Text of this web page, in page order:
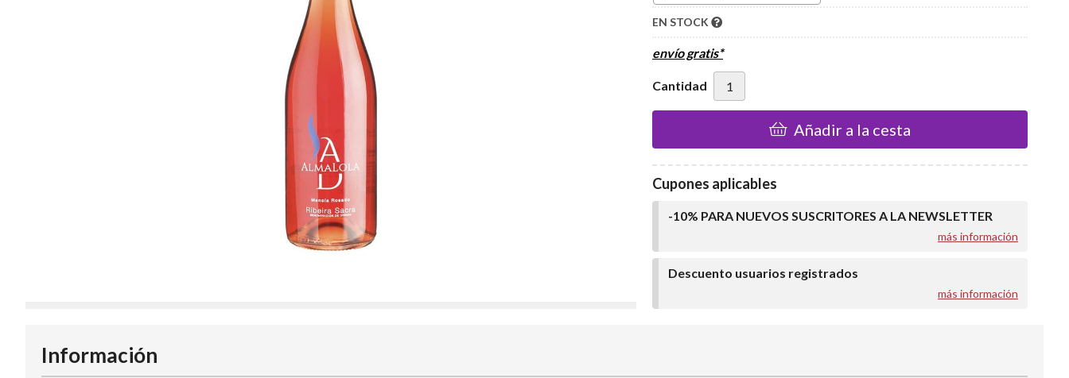
EN STOCK
envío gratis*
Cantidad
Añadir a la cesta
Cupones aplicables
-10% PARA NUEVOS SUSCRITORES A LA NEWSLETTER
más información
Descuento usuarios registrados
más información
Información